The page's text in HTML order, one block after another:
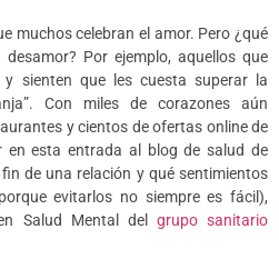
muchos celebran el amor. Pero ¿qué
Por ejemplo, aquellos que
sienten que les cuesta superar la
Con miles de corazones aún
y cientos de ofertas online de
en esta entrada al blog de salud de
de una relación y qué sentimientos
evitarlos no siempre es fácil),
Salud Mental del grupo sanitario